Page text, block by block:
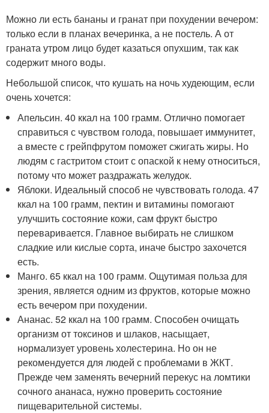
Можно ли есть бананы и гранат при похудении вечером:
только если в планах вечеринка, а не постель. А от
граната утром лицо будет казаться опухшим, так как
содержит много воды.
Небольшой список, что кушать на ночь худеющим, если
очень хочется:
Апельсин. 40 ккал на 100 грамм. Отлично помогает
справиться с чувством голода, повышает иммунитет,
а вместе с грейпфрутом поможет сжигать жиры. Но
людям с гастритом стоит с опаской к нему относиться,
потому что может раздражать желудок.
Яблоки. Идеальный способ не чувствовать голода. 47
ккал на 100 грамм, пектин и витамины помогают
улучшить состояние кожи, сам фрукт быстро
переваривается. Главное выбирать не слишком
сладкие или кислые сорта, иначе быстро захочется
есть.
Манго. 65 ккал на 100 грамм. Ощутимая польза для
зрения, является одним из фруктов, которые можно
есть вечером при похудении.
Ананас. 52 ккал на 100 грамм. Способен очищать
организм от токсинов и шлаков, насыщает,
нормализует уровень холестерина. Но он не
рекомендуется для людей с проблемами в ЖКТ.
Прежде чем заменять вечерний перекус на ломтики
сочного ананаса, нужно проверить состояние
пищеварительной системы.